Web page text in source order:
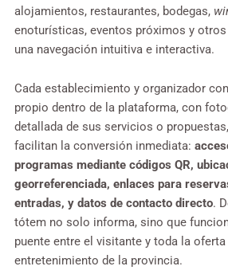
alojamientos, restaurantes, bodegas,
enoturísticas, eventos próximos y
una navegación intuitiva e interactiva.
Cada establecimiento y organizador
propio dentro de la plataforma, con
detallada de sus servicios o
facilitan la conversión inmediata:
programas mediante códigos QR,
georreferenciada, enlaces para
entradas, y datos de contacto directo.
tótem no solo informa, sino que
puente entre el visitante y toda la
entretenimiento de la provincia.